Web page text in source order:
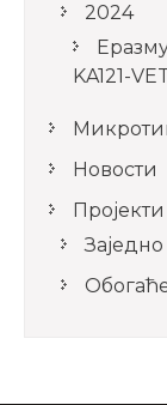
2024
KA121-
Новости
Пројекти